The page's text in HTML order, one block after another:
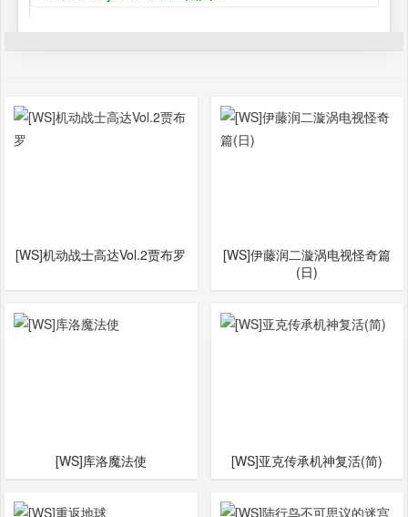
[WS]机动战士高达Vol.2贾布罗
[WS]伊藤润二漩涡电视怪奇篇
(日)
[WS]库洛魔法使 [WS]亚克传承机神复活(简)